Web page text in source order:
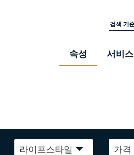
속성 서비스
라이프스타일 가격